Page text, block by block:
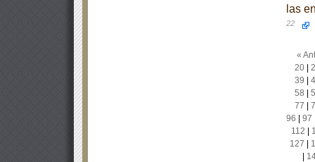
las
22
«
20|
39
58
77
96
97
112
127